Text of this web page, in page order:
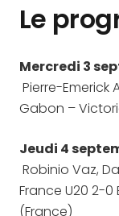
Le
Mercredi 3
Pierre-Emerick
Gabon –
Jeudi 4
Robinio Vaz,
France U20 2-
(France)